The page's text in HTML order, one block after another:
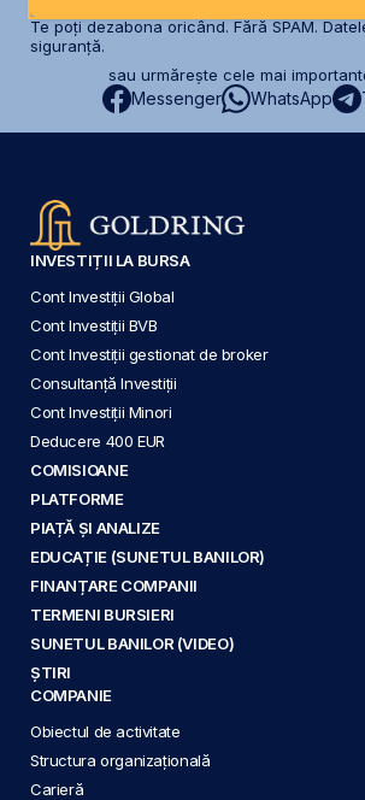
Te poți dezabona oricând. Fără SPAM.
siguranță.
sau urmărește cele mai
Messenger WhatsApp
INVESTIȚII LA BURSA
Cont Investiții Global
Cont Investiții BVB
Cont Investiții gestionat de broker
Consultanță Investiții
Cont Investiții Minori
Deducere 400 EUR
COMISIOANE
PLATFORME
PIAȚĂ ȘI ANALIZE
EDUCAȚIE (SUNETUL BANILOR)
FINANȚARE COMPANII
TERMENI BURSIERI
SUNETUL BANILOR (VIDEO)
ȘTIRI
COMPANIE
Obiectul de activitate
Structura organizațională
Carieră